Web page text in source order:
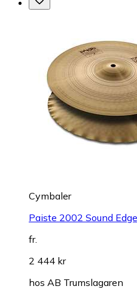
Cymbaler
Paiste 2002 Sound
fr.
2 444 kr
hos AB Trumslagaren